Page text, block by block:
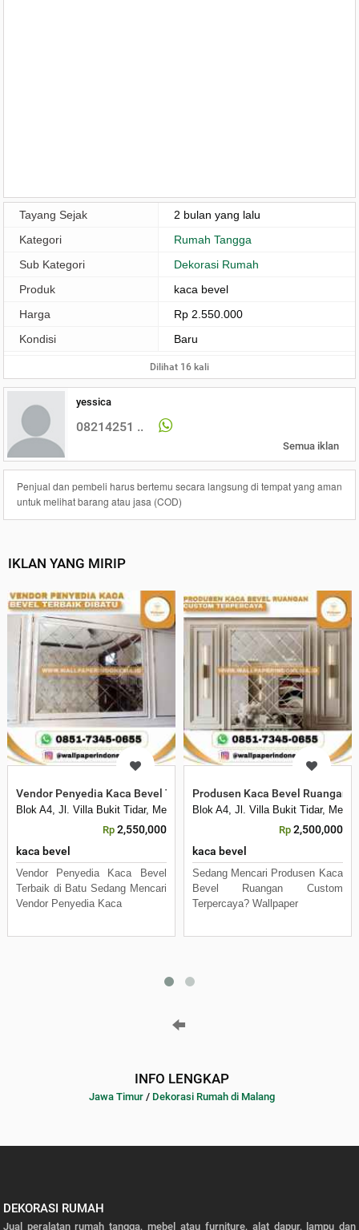
Tayang Sejak
2 bulan yang lalu
Kategori
Rumah Tangga
Sub Kategori
Dekorasi Rumah
Produk
kaca bevel
Harga
Rp 2.550.000
Kondisi
Baru
Dilihat 16 kali
yessica
08214251 ..
Semua iklan
Penjual dan pembeli harus bertemu secara langsung di tempat yang aman
untuk melihat barang atau jasa (COD)
IKLAN YANG MIRIP
Vendor Penyedia Kaca Bevel Terbaik Dibatu
Blok A4, Jl. Villa Bukit Tidar, Merjosari, Kec. Lowokwaru, Kota Malang,
Rp 2,550,000
kaca bevel
Vendor Penyedia Kaca Bevel
Terbaik di Batu Sedang Mencari
Vendor Penyedia Kaca
Produsen Kaca Bevel Ruangan
Blok A4, Jl. Villa Bukit Tidar,
Rp 2,500,000
kaca bevel
Sedang Mencari Produsen Kaca
Bevel Ruangan Custom
Terpercaya? Wallpaper
INFO LENGKAP
Jawa Timur / Dekorasi Rumah di Malang
DEKORASI RUMAH
Jual peralatan rumah tangga, mebel atau furniture, alat dapur, lampu dan